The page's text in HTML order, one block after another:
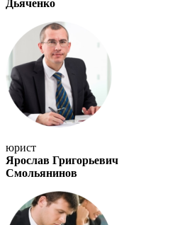
Дьяченко
юрист
Ярослав Григорьевич
Смольянинов